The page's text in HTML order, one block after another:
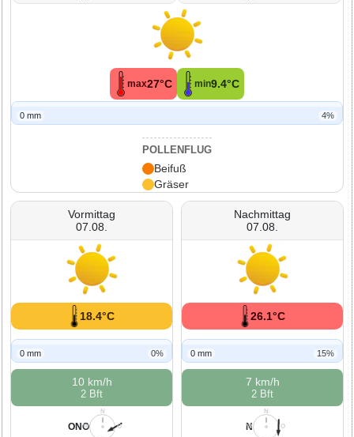
max27°C min9.4°C
0 mm 4%
POLLENFLUG
Beifuß
Gräser
Vormittag
07.08.
18.4°C
0 mm 0%
10 km/h
2 Bft
N
O
W
ONO
Nachmittag
07.08.
26.1°C
0 mm 15%
7 km/h
2 Bft
N
O
W
N